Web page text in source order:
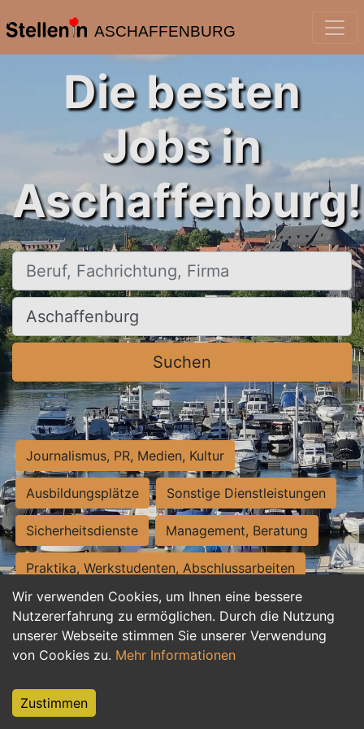
ASCHAFFENBURG
Wir verwenden Cookies, um Ihnen eine bessere
Nutzererfahrung zu ermöglichen. Durch die Nutzung
unserer Webseite stimmen Sie unserer Verwendung
von Cookies zu. Mehr Informationen
Zustimmen
Die besten
Jobs in
Aschaffenburg!
Beruf, Fachrichtung, Firma
Ort, Stadt
Suchen
Journalismus, PR, Medien, Kultur
Ausbildungsplätze Sonstige Dienstleistungen
Sicherheitsdienste Management, Beratung
Praktika, Werkstudenten, Abschlussarbeiten
Personalwesen Assistenz, Sekretariat
Hilfskräfte, Aushilfs- und Nebenjobs
Weiterbildung, Studium, duale Ausbildung